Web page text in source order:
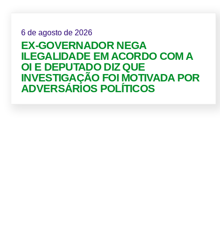
6 de agosto de 2026
EX-GOVERNADOR NEGA
ILEGALIDADE EM ACORDO COM A
OI E DEPUTADO DIZ QUE
INVESTIGAÇÃO FOI MOTIVADA POR
ADVERSÁRIOS POLÍTICOS